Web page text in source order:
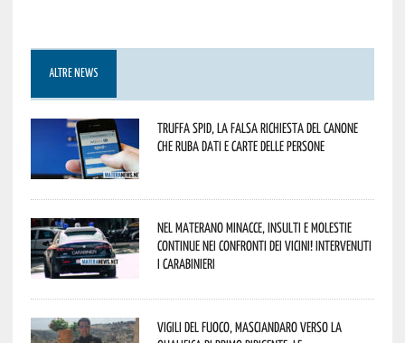
ALTRE NEWS
Truffa Spid, la falsa richiesta del canone
che ruba dati e carte delle persone
Nel materano minacce, insulti e molestie
continue nei confronti dei vicini! Intervenuti
i Carabinieri
Vigili del Fuoco, Masciandaro verso la